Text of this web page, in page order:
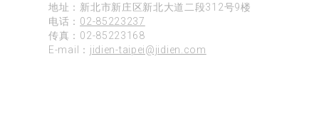
地址：新北市新庄区新北大道二段312号9楼
电话： 02-85223237
传真：02-85223168
E-mail： jidien-taipei@jidien.com